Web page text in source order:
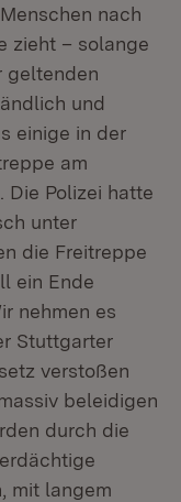
nach
zieht – solange
geltenden
und
einige in der
am
Die Polizei hatte
unter
die Freitreppe
ein Ende
nehmen es
Stuttgarter
verstoßen
beleidigen
durch die
mit langem